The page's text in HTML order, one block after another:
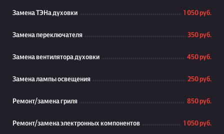
Замена ТЭНа духовки 1 050 руб.
Замена переключателя 350 руб.
Замена вентилятора духовки 450 руб.
Замена лампы освещения 250 руб.
Ремонт/замена гриля 850 руб.
Ремонт/замена электронных компонентов 1 050 руб.